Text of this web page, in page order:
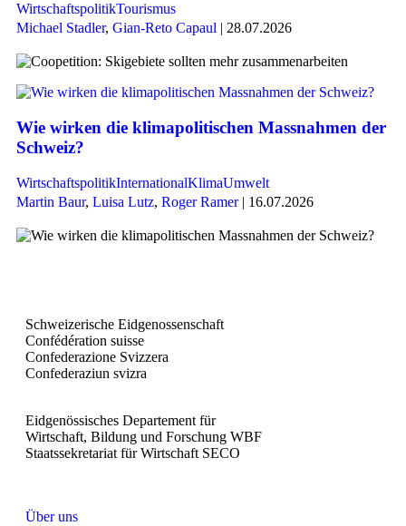
WirtschaftspolitikTourismus
Michael Stadler, Gian-Reto Capaul | 28.07.2026
Wie wirken die klimapolitischen Massnahmen der
Schweiz?
WirtschaftspolitikInternationalKlimaUmwelt
Martin Baur, Luisa Lutz, Roger Ramer| 16.07.2026
Schweizerische Eidgenossenschaft
Confédération suisse
Confederazione Svizzera
Confederaziun svizra
Eidgenössisches Departement für
Wirtschaft, Bildung und Forschung WBF
Staatssekretariat für Wirtschaft SECO
Über uns